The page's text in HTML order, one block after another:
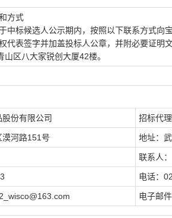
方式
中标候选人公示期内，按照以下联系方式
代表签字并加盖投标人公章，并附必要证
区八大家锐创大厦42楼。
份有限公司 招标代
河路151号 地址：
联系人
电话：
电子邮